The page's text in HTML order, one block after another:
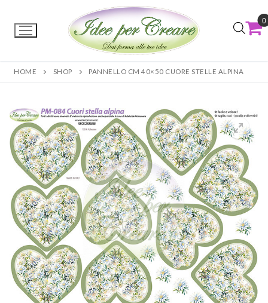
0
HOME SHOP PANNELLO CM 40×50 CUORE STELLE ALPINA